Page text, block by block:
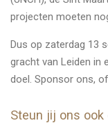
projecten moeten
Dus op zaterdag 13
gracht van Leiden in
doel. Sponsor ons,
Steun jij ons